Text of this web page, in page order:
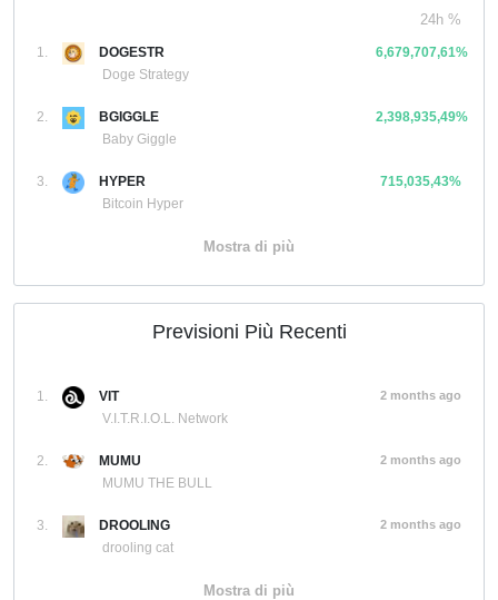
24h %
1.
DOGESTR
Doge Strategy
6,679,707,61%
2.
BGIGGLE
Baby Giggle
2,398,935,49%
3.
HYPER
Bitcoin Hyper
715,035,43%
Mostra di più
Previsioni Più Recenti
1.
VIT
V.I.T.R.I.O.L. Network
2 months ago
2.
MUMU
MUMU THE BULL
2 months ago
3.
DROOLING
drooling cat
2 months ago
Mostra di più